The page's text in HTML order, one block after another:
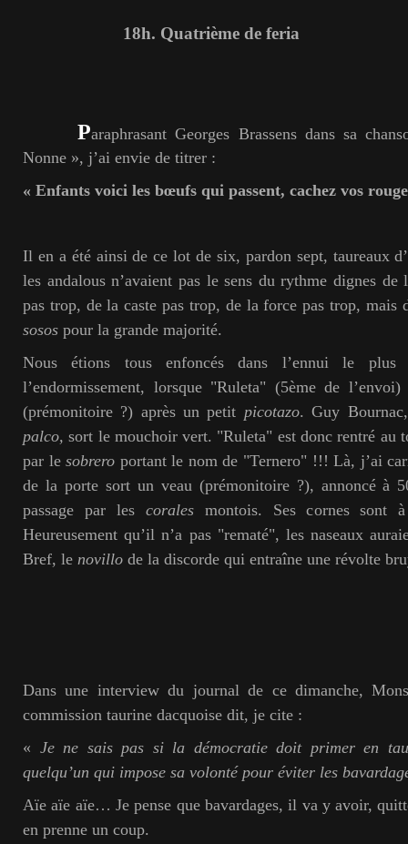
18h. Quatrième de feria
Paraphrasant Georges Brassens dans sa
Nonne », j’ai envie de titrer :
« Enfants voici les bœufs qui passent, cachez vos
Il en a été ainsi de ce lot de six, pardon sept, taureaux d’
les andalous n’avaient pas le sens du rythme dignes
pas trop, de la caste pas trop, de la force pas trop, mais
sosos pour la grande majorité.
Nous étions tous enfoncés dans l’ennui le
l’endormissement, lorsque "Ruleta" (5ème de
(prémonitoire ?) après un petit picotazo. Guy
palco,sort le mouchoir vert. "Ruleta" est donc rentré au
par lesobrero portant le nom de "Ternero" !!! Là, j’ai
de la porte sort un veau (prémonitoire ?), annoncé à
passage par les coralesmontois. Ses cornes sont
Heureusement qu’il n’a pas "rematé", les naseaux
Bref, le novillo de la discorde qui entraîne une révolte
Dans une interview du journal de ce dimanche,
commission taurine dacquoise dit, je cite :
« Je ne sais pas si la démocratie doit primer en
quelqu’un qui impose sa volonté pour éviter les
Aïe aïe aïe… Je pense que bavardages, il va y avoir,
en prenne un coup.